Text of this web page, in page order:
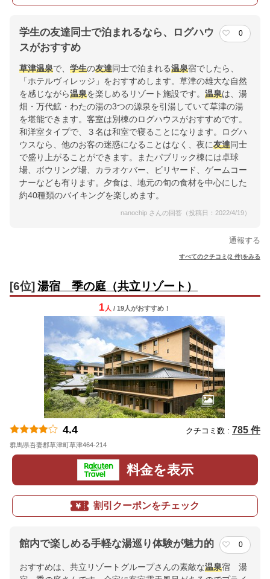
学生の友達同士で泊まれるなら、ログハウ
スがおすすめ
0
草津温泉で、 学生の友達同士で泊まれる温泉宿でしたら、
「ホテルヴィレッジ」をおすすめします。草津の雄大な自然
を感じながら温泉を楽しめるリゾート施設です。 温泉は、湯
畑・万代鉱・わたの湯の3つの源泉を引湯していて草津の湯
を堪能できます。客室は別棟のログハウスがおすすめです。
和洋室タイプで、３名は和室で寝ることになります。ログハ
ウスなら、他のお客の迷惑になることはなく、夜に友達同士
で盛り上がることができます。またパブリック棟には卓球
場、ボウリング場、カラオケバー、ビリヤード、ゲームコー
ナーなども有ります。夕食は、地元の旬の食材を中心にした
約40種類のバイキングを楽しめます。
nanochip さんの回答（投稿日：2022/4/19）
通報する
すべてのクチコミ(2 件)をみる
[6位] 湯宿 季の庭（共立リゾート）
1 人 / 19人がおすすめ！
4.4 クチコミ数 : 785 件
群馬県吾妻郡草津町草津464-214
料金を表示
割引クーポンをチェック
館内で楽しめる手軽な湯巡り体験が魅力的 0
おすすめは、共立リゾートグループさんの素敵な温泉宿 湯